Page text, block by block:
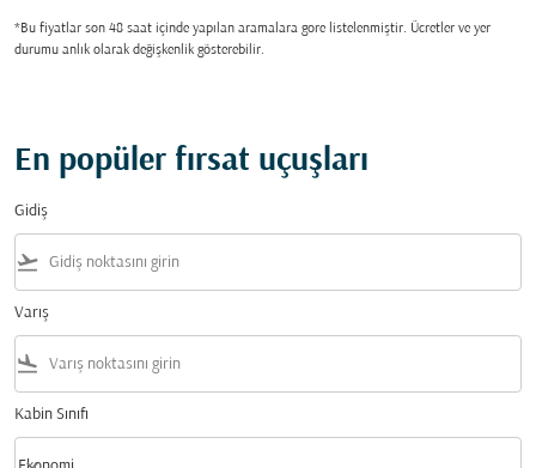
*Bu fiyatlar son 48 saat içinde yapılan aramalara gore listelenmiştir. Ücretler ve yer
durumu anlık olarak değişkenlik gösterebilir.
En popüler fırsat uçuşları
Gidiş
flight_takeoff
Varış
flight_land
Kabin Sınıfı